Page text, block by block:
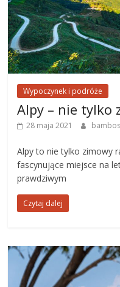
Wypoczynek i podróże
Alpy – nie tylko
28 maja 2021
Alpy to nie tylko zimowy
fascynujące miejsce na
prawdziwym
Czytaj dalej